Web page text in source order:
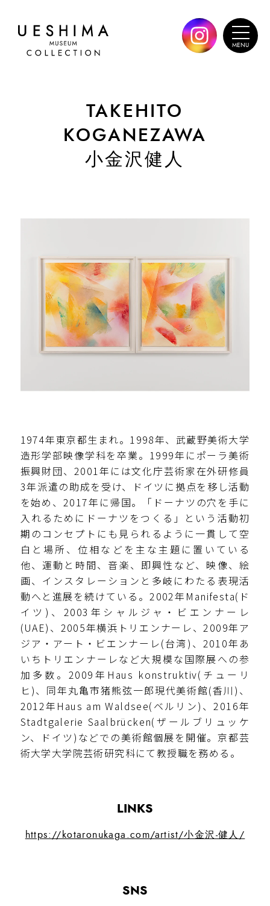
TAKEHITO
KOGANEZAWA
小金沢健人
1974年東京都生まれ。1998年、武蔵野美術大学
造形学部映像学科を卒業。1999年にポーラ美術
振興財団、2001年には文化庁芸術家在外研修員
3年派遣の助成を受け、ドイツに拠点を移し活動
を始め、2017年に帰国。「ドーナツの穴を手に
入れるためにドーナツをつくる」という活動初
期のコンセプトにも見られるように一貫して空
白と場所、位相などを主な主題に置いている
他、運動と時間、音楽、即興性など、映像、絵
画、インスタレーションと多岐にわたる表現活
動へと進展を続けている。2002年Manifesta(ド
イツ)、2003年シャルジャ・ビエンナーレ
(UAE)、2005年横浜トリエンナーレ、2009年ア
ジア・アート・ビエンナーレ(台湾)、2010年あ
いちトリエンナーレなど大規模な国際展への参
加多数。2009年Haus konstruktiv(チューリ
ヒ)、同年丸亀市猪熊弦一郎現代美術館(香川)、
2012年Haus am Waldsee(ベルリン)、2016年
Stadtgalerie Saalbrücken(ザールブリュッケ
ン、ドイツ)などでの美術館個展を開催。京都芸
術大学大学院芸術研究科にて教授職を務める。
LINKS
https://kotaronukaga.com/artist/小金沢-健人/
SNS